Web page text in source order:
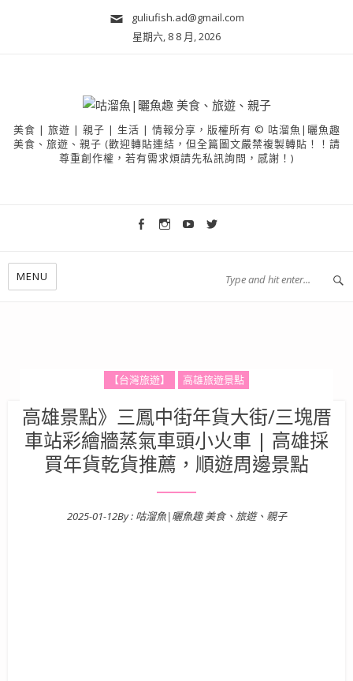
guliufish.ad@gmail.com
星期六, 8 8 月, 2026
美食 | 旅遊 | 親子 | 生活 | 情報分享，版權所有 © 咕溜魚|曬魚趣
美食、旅遊、親子 (歡迎轉貼連結，但全篇圖文嚴禁複製轉貼！！請
尊重創作權，若有需求煩請先私訊詢問，感謝！)
MENU
【台灣旅遊】 高雄旅遊景點
高雄景點》三鳳中街年貨大街/三塊厝
車站彩繪牆蒸氣車頭小火車 | 高雄採
買年貨乾貨推薦，順遊周邊景點
Posted on
2025-01-12By : 咕溜魚|曬魚趣 美食、旅遊、親子